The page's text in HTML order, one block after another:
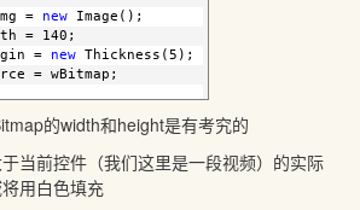
=
new Image();
= 140;
=
new Thickness(5);
= wBitmap;
的width和height是有考究的
当前控件（我们这里是一段视频）的实际
用白色填充